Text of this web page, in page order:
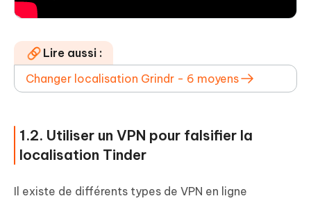
Lire aussi :
Changer localisation Grindr - 6 moyens
1.2. Utiliser un VPN pour falsifier la
localisation Tinder
Il existe de différents types de VPN en ligne